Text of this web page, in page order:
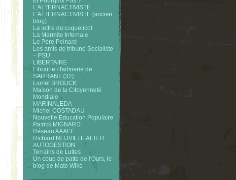
L'ALTERNACTIVISTE
L'ALTERNACTIVISTE (ancien
blog)
La lettre du coquelicot
La Marmite Infernale
Le Père Peinard
Les amis de tribune Socialiste
– PSU
LIBERTAIRE
Librairie -Tartinerie de
SARRANT (32)
Lionel BROUCK
Maison de la Citoyenneté
Mondiale
MARINALEDA
Michel COSTADAU
Nouvelle Education Populaire
Patrick MIGNARD
Réseau AAAEF
Richard NEUVILLE ALTER
AUTOGESTION
Terrains de Luttes
Un coup de patte de l'Ours, le
blog de Mato Wiko